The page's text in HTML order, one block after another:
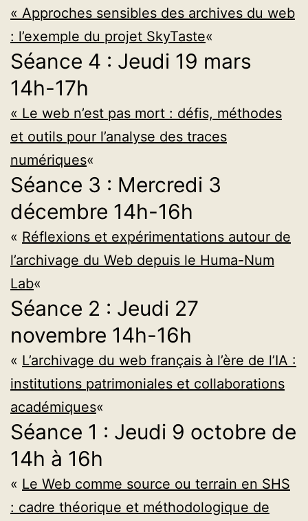
« Approches sensibles des archives du web
: l’exemple du projet SkyTaste«
Séance 4 : Jeudi 19 mars
14h-17h
« Le web n’est pas mort : défis, méthodes
et outils pour l’analyse des traces
numériques«
Séance 3 : Mercredi 3
décembre 14h-16h
« Réflexions et expérimentations autour de
l’archivage du Web depuis le Huma-Num
Lab«
Séance 2 : Jeudi 27
novembre 14h-16h
« L’archivage du web français à l’ère de l’IA :
institutions patrimoniales et collaborations
académiques«
Séance 1 : Jeudi 9 octobre de
14h à 16h
« Le Web comme source ou terrain en SHS
: cadre théorique et méthodologique de